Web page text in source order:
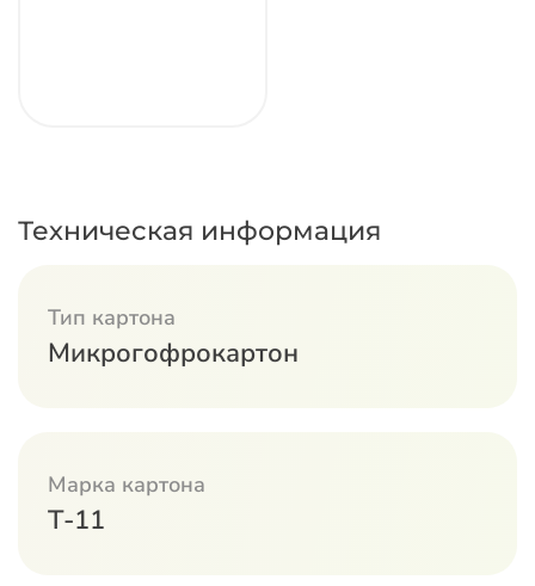
Техническая информация
Тип картона
Микрогофрокартон
Марка картона
Т-11